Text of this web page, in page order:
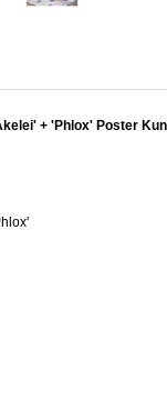
+ 'Phlox' Poster